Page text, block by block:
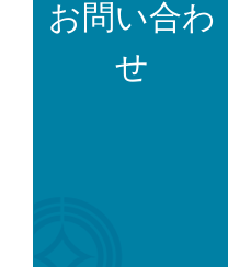
お問い合わ
せ